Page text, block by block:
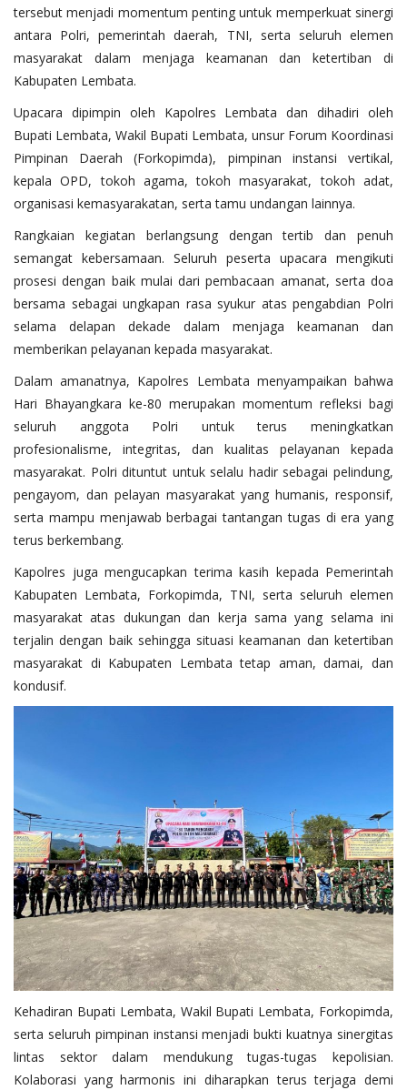
tersebut menjadi momentum penting untuk memperkuat sinergi
antara Polri, pemerintah daerah, TNI, serta seluruh elemen
masyarakat dalam menjaga keamanan dan ketertiban di
Kabupaten Lembata.
Upacara dipimpin oleh Kapolres Lembata dan dihadiri oleh
Bupati Lembata, Wakil Bupati Lembata, unsur Forum Koordinasi
Pimpinan Daerah (Forkopimda), pimpinan instansi vertikal,
kepala OPD, tokoh agama, tokoh masyarakat, tokoh adat,
organisasi kemasyarakatan, serta tamu undangan lainnya.
Rangkaian kegiatan berlangsung dengan tertib dan penuh
semangat kebersamaan. Seluruh peserta upacara mengikuti
prosesi dengan baik mulai dari pembacaan amanat, serta doa
bersama sebagai ungkapan rasa syukur atas pengabdian Polri
selama delapan dekade dalam menjaga keamanan dan
memberikan pelayanan kepada masyarakat.
Dalam amanatnya, Kapolres Lembata menyampaikan bahwa
Hari Bhayangkara ke-80 merupakan momentum refleksi bagi
seluruh anggota Polri untuk terus meningkatkan
profesionalisme, integritas, dan kualitas pelayanan kepada
masyarakat. Polri dituntut untuk selalu hadir sebagai pelindung,
pengayom, dan pelayan masyarakat yang humanis, responsif,
serta mampu menjawab berbagai tantangan tugas di era yang
terus berkembang.
Kapolres juga mengucapkan terima kasih kepada Pemerintah
Kabupaten Lembata, Forkopimda, TNI, serta seluruh elemen
masyarakat atas dukungan dan kerja sama yang selama ini
terjalin dengan baik sehingga situasi keamanan dan ketertiban
masyarakat di Kabupaten Lembata tetap aman, damai, dan
kondusif.
Kehadiran Bupati Lembata, Wakil Bupati Lembata, Forkopimda,
serta seluruh pimpinan instansi menjadi bukti kuatnya sinergitas
lintas sektor dalam mendukung tugas-tugas kepolisian.
Kolaborasi yang harmonis ini diharapkan terus terjaga demi